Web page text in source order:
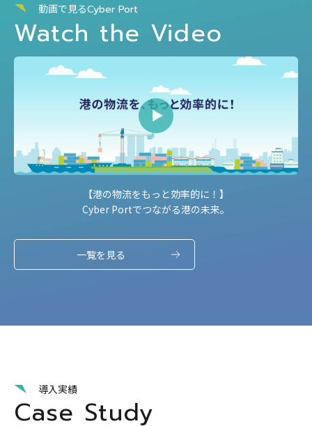
動画で見るCyber Port
Watch the Video
【港の物流をもっと効率的に！】
Cyber Portでつながる港の未来。
一覧を見る
導入実績
Case Study